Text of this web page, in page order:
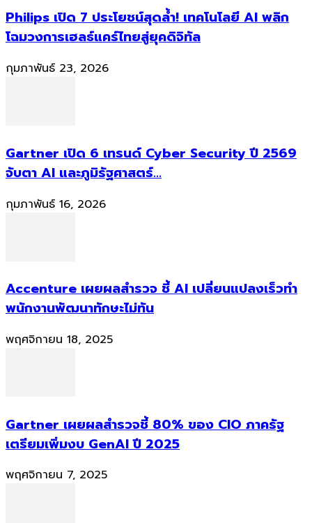
Philips เปิด 7 ประโยชน์สุดล้ำ! เทคโนโลยี AI พลิก
โฉมวงการเฮลธ์แคร์ไทยสู่ยุคดิจิทัล
กุมภาพันธ์ 23, 2026
Gartner เปิด 6 เทรนด์ Cyber Security ปี 2569
จับตา AI และภูมิรัฐศาสตร์...
กุมภาพันธ์ 16, 2026
Accenture เผยผลสำรวจ ชี้ AI เปลี่ยนแปลงเร็วทำ
พนักงานพัฒนาทักษะไม่ทัน
พฤศจิกายน 18, 2025
Gartner เผยผลสำรวจชี้ 80% ของ CIO ภาครัฐ
เตรียมเพิ่มงบ GenAI ปี 2025
พฤศจิกายน 7, 2025